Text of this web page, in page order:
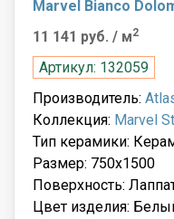
Marvel Bianco
11 141 руб. / м2
Артикул: 132059
Производитель:
Коллекция: Marvel
Тип керамики:
Размер: 750x1500
Поверхность:
Цвет изделия: